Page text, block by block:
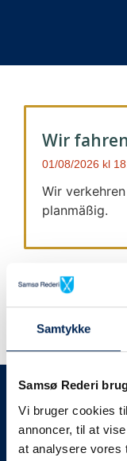
Samtykke
Samsø Rederi
Vi bruger cookies
annoncer, til at
at analysere vores
Wir
01/08/2026
Wir
planmäßig.
Wir geben
Wir